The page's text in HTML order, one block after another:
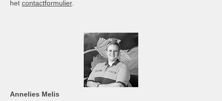
het contactformulier.
Annelies Melis